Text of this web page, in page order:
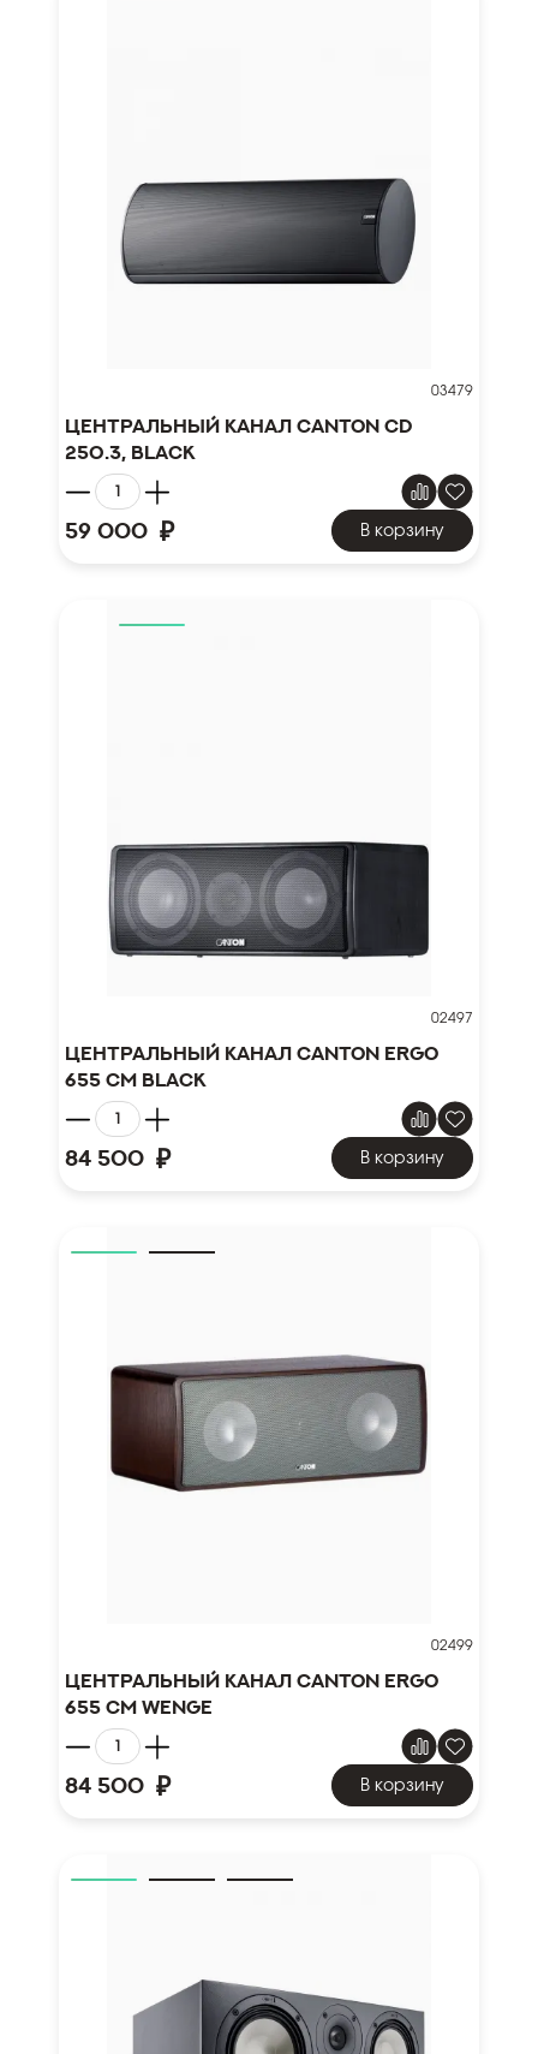
03479
Центральный канал Canton CD
250.3, black
59 000 ₽ В корзину
02497
Центральный канал Canton Ergo
655 CM black
84 500 ₽ В корзину
02499
Центральный канал Canton Ergo
655 CM wenge
84 500 ₽ В корзину